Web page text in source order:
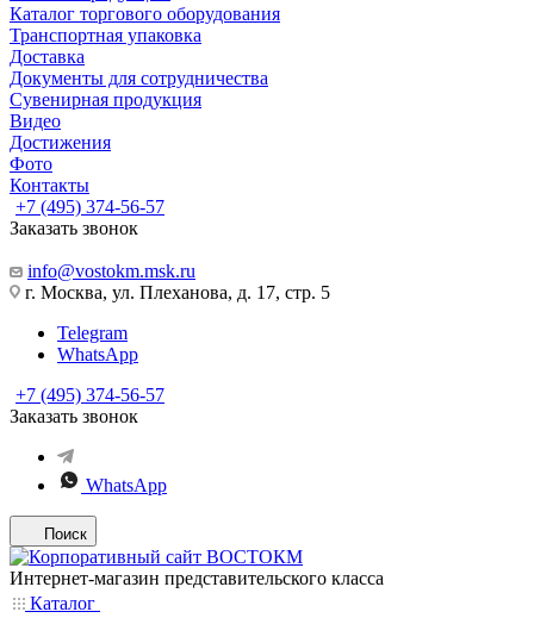
Каталог торгового оборудования
Транспортная упаковка
Доставка
Документы для сотрудничества
Сувенирная продукция
Видео
Достижения
Фото
Контакты
+7 (495) 374-56-57
Заказать звонок
info@vostokm.msk.ru
г. Москва, ул. Плеханова, д. 17, стр. 5
Telegram
WhatsApp
+7 (495) 374-56-57
Заказать звонок
WhatsApp
Поиск
Интернет-магазин представительского класса
Каталог